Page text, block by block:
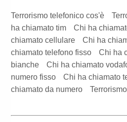
Terrorismo telefonico cos'è
ha chiamato tim
Chi ha
chiamato cellulare
Chi ha
chiamato telefono fisso
Chi ha
bianche
Chi ha chiamato
numero fisso
Chi ha chiamato
chiamato da numero